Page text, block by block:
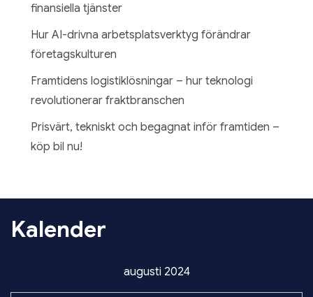
finansiella tjänster
Hur AI-drivna arbetsplatsverktyg förändrar
företagskulturen
Framtidens logistiklösningar – hur teknologi
revolutionerar fraktbranschen
Prisvärt, tekniskt och begagnat inför framtiden –
köp bil nu!
Kalender
augusti 2024